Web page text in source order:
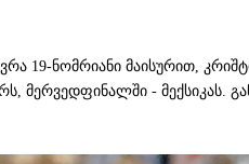
19-ნომრიანი მაისურით,
მერვედფინალში - მექსიკას.